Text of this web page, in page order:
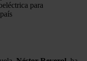
para